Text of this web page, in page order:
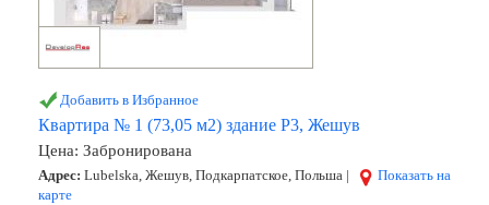
Добавить в Избранное
Квартира № 1 (73,05 м2) здание Р3, Жешув
Цена: Забронирована
Адрес: Lubelska, Жешув, Подкарпатское, Польша |
Показать на
карте